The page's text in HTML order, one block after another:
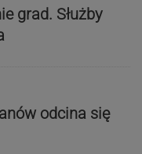
grad. Służby
odcina się